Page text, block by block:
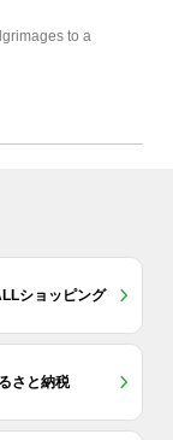
to a
ショッピング
さと納税